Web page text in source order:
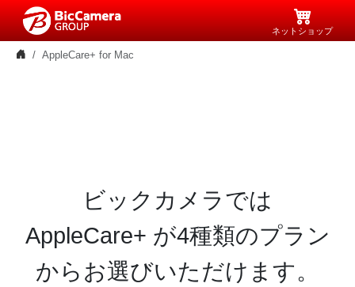
ネットショップ
AppleCare+ for Mac
ビックカメラでは
AppleCare+ が4種類のプラン
から お選びいただけます。